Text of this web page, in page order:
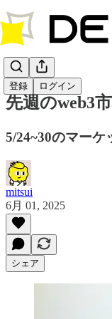
登録 ログイン
先週のweb3
5/24~30のマー
mitsui
6月 01, 2025
シェア